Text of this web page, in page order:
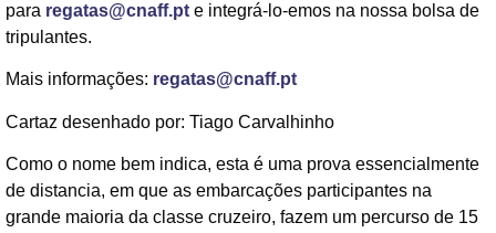
para regatas@cnaff.pt e integrá-lo-emos na nossa bolsa de
tripulantes.
Mais informações: regatas@cnaff.pt
Cartaz desenhado por: Tiago Carvalhinho
Como o nome bem indica, esta é uma prova essencialmente
de distancia, em que as embarcações participantes na
grande maioria da classe cruzeiro, fazem um percurso de 15